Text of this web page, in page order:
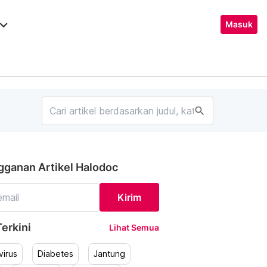
Masuk
search
Artikel Halodoc
Kirim
Lihat Semua
Diabetes Jantung